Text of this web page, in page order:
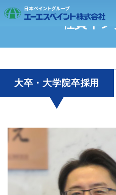
採用
エーエスペ
社員イ
採用
エン
社員イン
大卒・大学院卒採用